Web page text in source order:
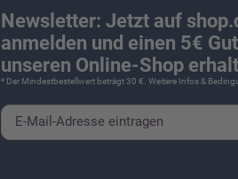
Newsletter: Jetzt auf
anmelden und einen 5€
unseren Online-Shop
* Der Mindestbestellwert beträgt 30 €. Weitere Infos &